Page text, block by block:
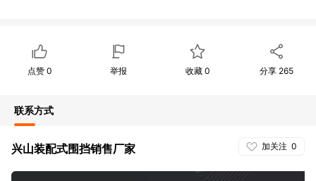
点赞 0 举报 收藏 0 分享 265
联系方式
加关注 0
兴山装配式围挡销售厂家